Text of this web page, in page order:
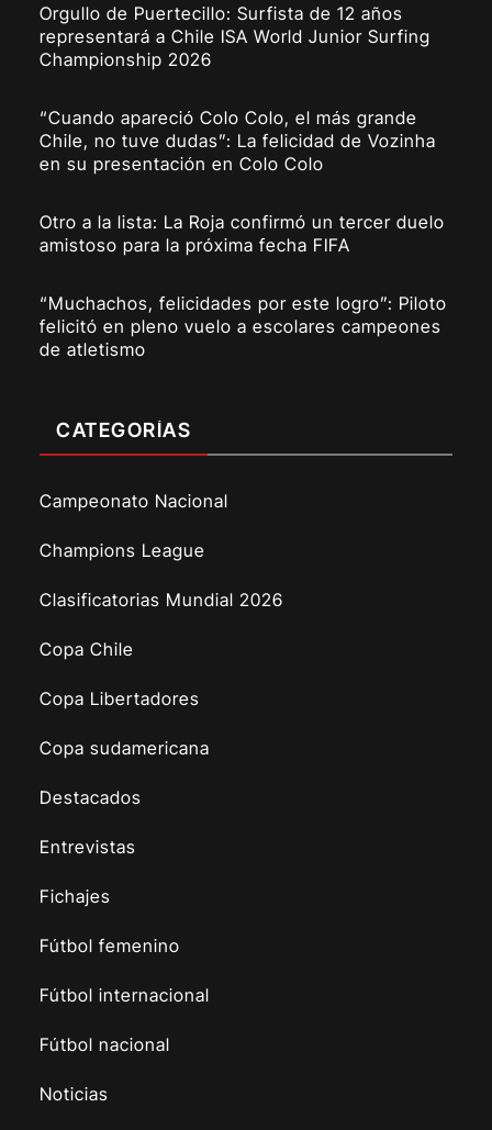
Orgullo de Puertecillo: Surfista de 12 años
representará a Chile ISA World Junior Surfing
Championship 2026
“Cuando apareció Colo Colo, el más grande
Chile, no tuve dudas”: La felicidad de Vozinha
en su presentación en Colo Colo
Otro a la lista: La Roja confirmó un tercer duelo
amistoso para la próxima fecha FIFA
“Muchachos, felicidades por este logro”: Piloto
felicitó en pleno vuelo a escolares campeones
de atletismo
CATEGORÍAS
Campeonato Nacional
Champions League
Clasificatorias Mundial 2026
Copa Chile
Copa Libertadores
Copa sudamericana
Destacados
Entrevistas
Fichajes
Fútbol femenino
Fútbol internacional
Fútbol nacional
Noticias